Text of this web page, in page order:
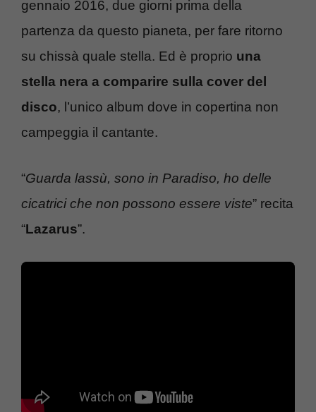
gennaio 2016, due giorni prima della
partenza da questo pianeta, per fare ritorno
su chissà quale stella. Ed è proprio una
stella nera a comparire sulla cover del
disco, l’unico album dove in copertina non
campeggia il cantante.
“Guarda lassù, sono in Paradiso, ho delle
cicatrici che non possono essere viste” recita
“Lazarus”.